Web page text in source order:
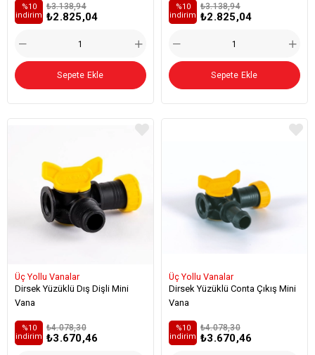
₺2.825,04
₺3.138,94
%10
i̇ndirim
Sepete Ekle
₺2.825,04
₺3.138,94
%10
i̇ndirim
Sepete Ekle
Üç Yollu Vanalar
Dirsek Yüzüklü Dış Dişli Mini
Vana
₺3.670,46
₺4.078,30
%10
i̇ndirim
Üç Yollu Vanalar
Dirsek Yüzüklü Conta Çıkış Mini
Vana
₺3.670,46
₺4.078,30
%10
i̇ndirim